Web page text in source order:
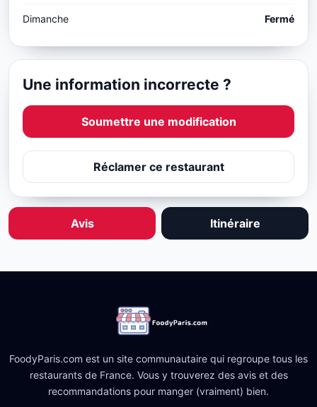
Dimanche Fermé
Une information incorrecte ?
Soumettre une modification
Réclamer ce restaurant
Avis Itinéraire
FoodyParis.com est un site communautaire qui regroupe tous les
restaurants de France. Vous y trouverez des avis et des
recommandations pour manger (vraiment) bien.